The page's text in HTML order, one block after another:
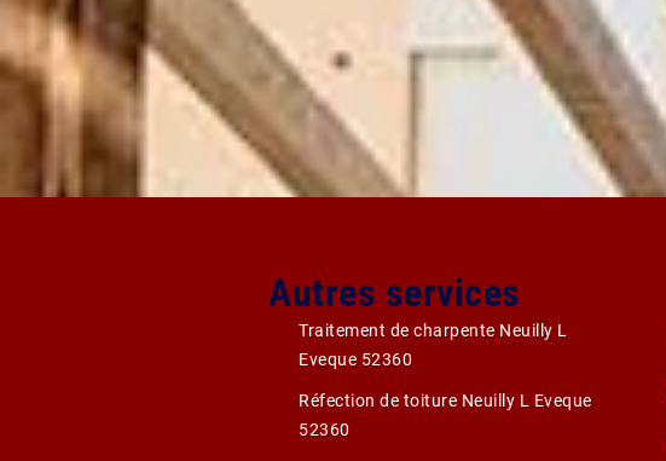
Autres services
Traitement de charpente Neuilly L
Eveque 52360
Réfection de toiture Neuilly L Eveque
52360